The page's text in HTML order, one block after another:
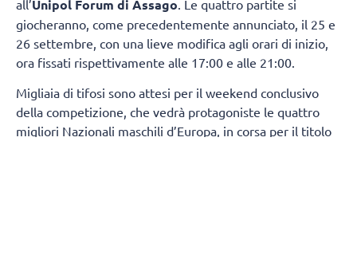
all’Unipol Forum di Assago. Le quattro partite si
giocheranno, come precedentemente annunciato, il 25 e
26 settembre, con una lieve modifica agli orari di inizio,
ora fissati rispettivamente alle 17:00 e alle 21:00.
Migliaia di tifosi sono attesi per il weekend conclusivo
della competizione, che vedrà protagoniste le quattro
migliori Nazionali maschili d’Europa, in corsa per il titolo